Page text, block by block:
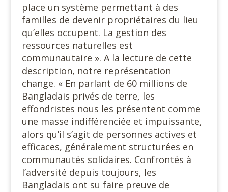
place un système permettant à des
familles de devenir propriétaires du lieu
qu’elles occupent. La gestion des
ressources naturelles est
communautaire ». A la lecture de cette
description, notre représentation
change. « En parlant de 60 millions de
Bangladais privés de terre, les
effondristes nous les présentent comme
une masse indifférenciée et impuissante,
alors qu’il s’agit de personnes actives et
efficaces, généralement structurées en
communautés solidaires. Confrontés à
l’adversité depuis toujours, les
Bangladais ont su faire preuve de